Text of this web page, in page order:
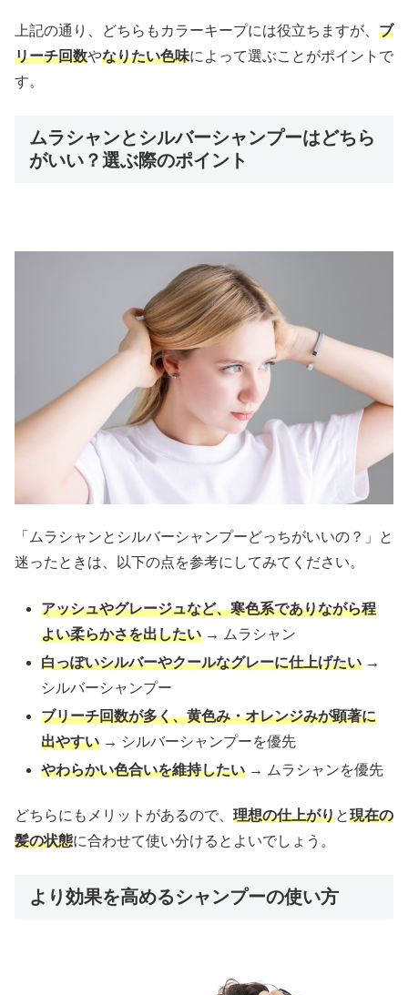
上記の通り、どちらもカラーキープには役立ちますが、 ブ
リーチ回数やなりたい色味によって選ぶことがポイントで
す。
ムラシャンとシルバーシャンプーはどちら
がいい？選ぶ際のポイント
「ムラシャンとシルバーシャンプーどっちがいいの？」と
迷ったときは、以下の点を参考にしてみてください。
アッシュやグレージュなど、寒色系でありながら程
よい柔らかさを出したい → ムラシャン
白っぽいシルバーやクールなグレーに仕上げたい →
シルバーシャンプー
ブリーチ回数が多く、黄色み・オレンジみが顕著に
出やすい → シルバーシャンプーを優先
やわらかい色合いを維持したい → ムラシャンを優先
どちらにもメリットがあるので、 理想の仕上がりと現在の
髪の状態に合わせて使い分けるとよいでしょう。
より効果を高めるシャンプーの使い方